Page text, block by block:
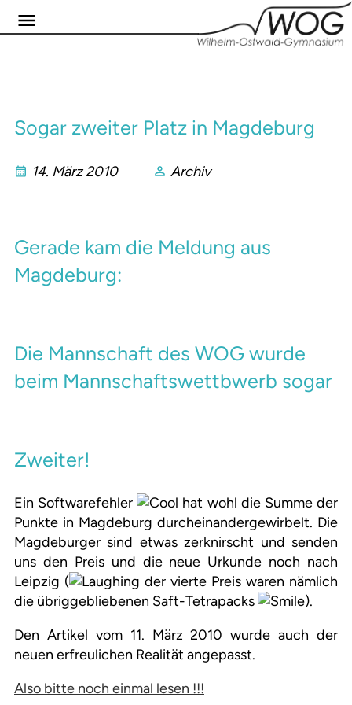
Sogar zweiter Platz in Magdeburg
14. März 2010 Archiv
Gerade kam die Meldung aus
Magdeburg:
Die Mannschaft des WOG wurde
beim Mannschaftswettbwerb sogar
Zweiter!
Ein Softwarefehler
hat wohl die Summe der
Punkte in Magdeburg durcheinandergewirbelt. Die
Magdeburger sind etwas zerknirscht und senden
uns den Preis und die neue Urkunde noch nach
Leipzig (
der vierte Preis waren nämlich
die übriggebliebenen Saft-Tetrapacks
).
Den Artikel vom 11. März 2010 wurde auch der
neuen erfreulichen Realität angepasst.
Also bitte noch einmal lesen !!!